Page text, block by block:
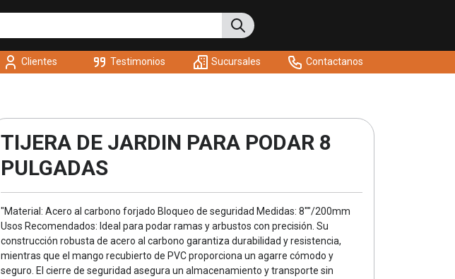
Clientes Testimonios Sucursales Contactanos
TIJERA DE JARDIN PARA PODAR 8
PULGADAS
"Material: Acero al carbono forjado Bloqueo de seguridad Medidas: 8""/200mm
Usos Recomendados: Ideal para podar ramas y arbustos con precisión. Su
construcción robusta de acero al carbono garantiza durabilidad y resistencia,
mientras que el mango recubierto de PVC proporciona un agarre cómodo y
seguro. El cierre de seguridad asegura un almacenamiento y transporte sin